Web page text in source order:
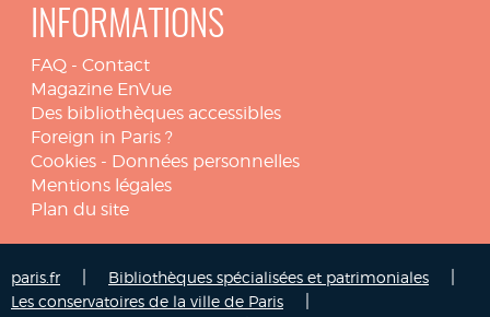
INFORMATIONS
FAQ - Contact
Magazine EnVue
Des bibliothèques accessibles
Foreign in Paris ?
Cookies - Données personnelles
Mentions légales
Plan du site
paris.fr Bibliothèques spécialisées et patrimoniales
Les conservatoires de la ville de Paris